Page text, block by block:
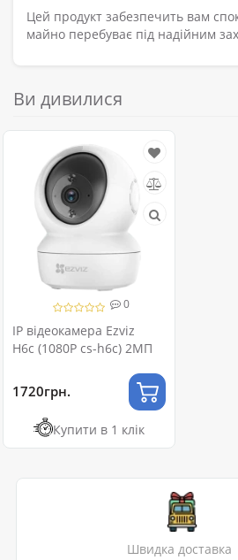
Цей продукт забезпечить вам
майно перебуває під надійним
Ви дивилися
0
IP відеокамера Ezviz
H6c (1080P cs-h6c) 2МП
1720грн.
Купити в 1 клік
Швидка доставка